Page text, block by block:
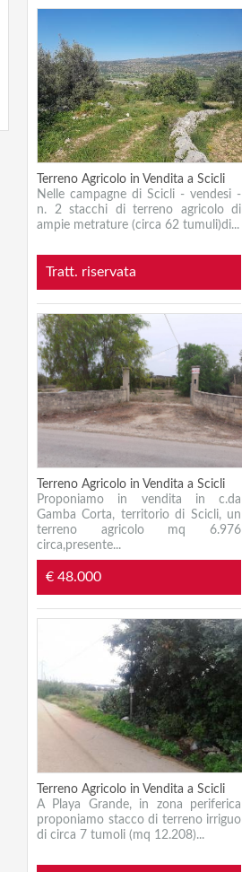
Terreno Agricolo in Vendita a Scicli
Nelle campagne di Scicli - vendesi -
n. 2 stacchi di terreno agricolo di
ampie metrature (circa 62 tumuli)di...
Tratt. riservata
Terreno Agricolo in Vendita a Scicli
Proponiamo in vendita in c.da
Gamba Corta, territorio di Scicli, un
terreno agricolo mq 6.976
circa,presente...
€ 48.000
Terreno Agricolo in Vendita a Scicli
A Playa Grande, in zona periferica
proponiamo stacco di terreno irriguo
di circa 7 tumoli (mq 12.208)...